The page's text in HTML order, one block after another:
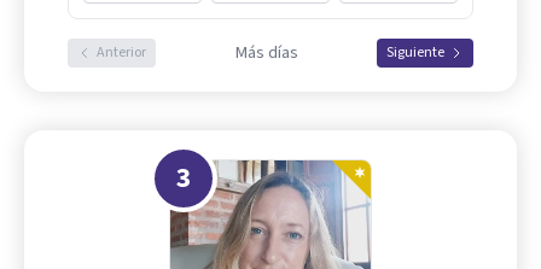
Anterior Más días Siguiente
3